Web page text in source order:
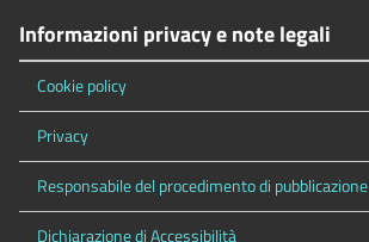
Informazioni privacy e note legali
Cookie policy
Privacy
Responsabile del procedimento di pubblicazione
Dichiarazione di Accessibilità